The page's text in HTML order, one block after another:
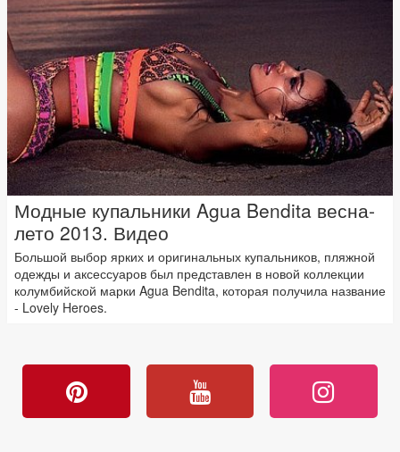
Модные купальники Agua Bendita весна-
лето 2013. Видео
Большой выбор ярких и оригинальных купальников, пляжной
одежды и аксессуаров был представлен в новой коллекции
колумбийской марки Agua Bendita, которая получила название
- Lovely Heroes.